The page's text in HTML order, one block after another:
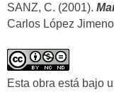
SANZ, C. (2001).
Carlos López
Esta obra está bajo